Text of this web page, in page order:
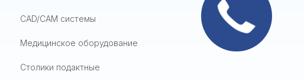
CAD/CAM системы
Медицинское оборудование
Столики подактные
Звонок
сейчас